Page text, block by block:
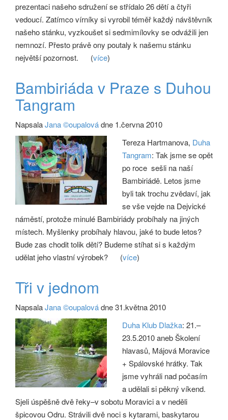
prezentaci našeho sdružení se střídalo 26 dětí a čtyři
vedoucí. Zatímco vírníky si vyrobil téměř každý návštěvník
našeho stánku, vyzkoušet si sedmimílovky se odvážili jen
nemnozí. Přesto právě ony poutaly k našemu stánku
největší pozornost.
(více)
Bambiriáda v Praze s Duhou
Tangram
NapsalaJana ©oupalovádne 1.června 2010
Tereza Hartmanova, Duha
Tangram: Tak jsme se opět
po roce sešli na naší
Bambiriádě. Letos jsme
byli tak trochu zvědaví, jak
se vše vejde na Dejvické
náměstí, protože minulé Bambiriády probíhaly na jiných
místech. Myšlenky probíhaly hlavou, jaké to bude letos?
Bude zas chodit tolik dětí? Budeme stíhat si s každým
udělat jeho vlastní výrobek?
(více)
Tři v jednom
NapsalaJana ©oupalovádne 31.května 2010
Duha Klub Dlažka: 21.–
23.5.2010 aneb Školení
hlavasů, Májová Moravice
+ Spálovské hrátky. Tak
jsme vyhráli nad počasím
a udělali si pěkný víkend.
Sjeli úspěšně dvě řeky–v sobotu Moravici a v neděli
špicovou Odru. Strávili dvě noci s kytarami, baskytarou